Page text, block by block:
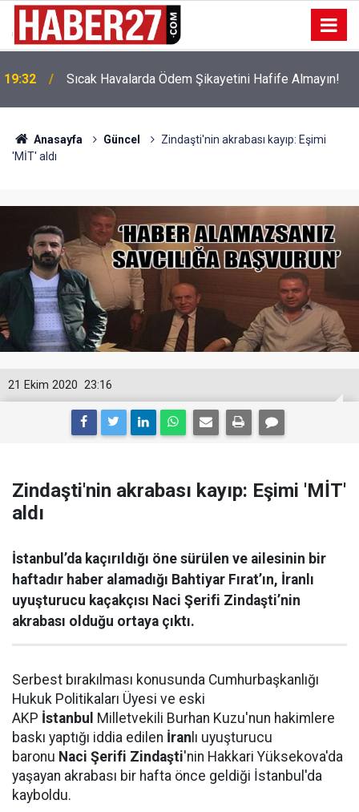
19:32 Sıcak Havalarda Ödem Şikayetini Hafife Almayın!
Anasayfa Güncel
Zindaşti'nin akrabası kayıp: Eşimi
'MİT' aldı
23:16
21 Ekim 2020
Zindaşti'nin akrabası kayıp: Eşimi 'MİT'
aldı
İstanbul’da kaçırıldığı öne sürülen ve ailesinin bir
haftadır haber alamadığı Bahtiyar Fırat’ın, İranlı
uyuşturucu kaçakçısı Naci Şerifi Zindaşti’nin
akrabası olduğu ortaya çıktı.
Serbest bırakılması konusunda Cumhurbaşkanlığı
Hukuk Politikaları Üyesi ve eski
AKP İstanbul Milletvekili Burhan Kuzu'nun hakimlere
baskı yaptığı iddia edilen İran lı uyuşturucu
baronu Naci Şerifi Zindaşti'nin Hakkari Yüksekova'da
yaşayan akrabası bir hafta önce geldiği İstanbul'da
kayboldu.